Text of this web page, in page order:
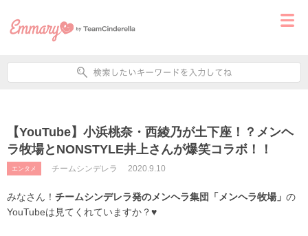
【YouTube】小浜桃奈・西綾乃が土下座！？メンヘ
ラ牧場とNONSTYLE井上さんが爆笑コラボ！！
エンタメ チームシンデレラ 2020.9.10
みなさん！ チームシンデレラ発のメンヘラ集団「メンヘラ牧場」 の
YouTubeは見てくれていますか？♥